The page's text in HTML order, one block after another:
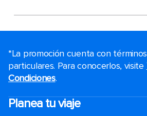
*La promoción cuenta con
particulares. Para conocerlos, visite
Condiciones.
Planea tu viaje